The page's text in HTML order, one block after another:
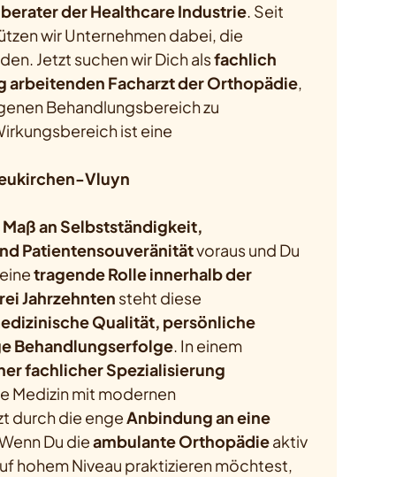
der Healthcare Industrie. Seit
wir Unternehmen dabei, die
Jetzt suchen wir Dich alsfachlich
arbeitenden Facharzt der Orthopädie,
Behandlungsbereich zu
ist eine
Vluyn
Maß an Selbstständigkeit,
Patientensouveränitätvoraus und Du
tragende Rolle innerhalb der
Jahrzehnten steht diese
Qualität, persönliche
Behandlungserfolge. In einem
fachlicher Spezialisierung
Medizin mit modernen
durch die engeAnbindung an eine
Du dieambulante Orthopädieaktiv
hohem Niveau praktizieren möchtest,